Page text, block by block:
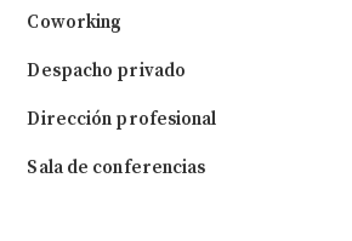
Coworking
Despacho privado
Dirección profesional
Sala de conferencias